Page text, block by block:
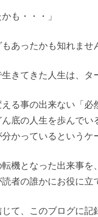
も・・・」
あったかも知れませ
きてきた人生は、タ
る事の出来ない「
底の人生を歩んで
かっているというケ
機となった出来事
者の誰かにお役に立
て、このブログに記